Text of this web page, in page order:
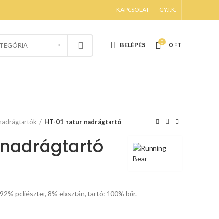
KAPCSOLAT GY.I.K.
BELÉPÉS 0 0 FT
HT-01 natur nadrágtartó
poliészter, 8% elasztán, tartó: 100% bőr.